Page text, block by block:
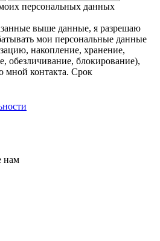
персональных данных
выше данные, я разрешаю
мои персональные данные
накопление, хранение,
обезличивание, блокирование),
мной контакта. Срок
нам